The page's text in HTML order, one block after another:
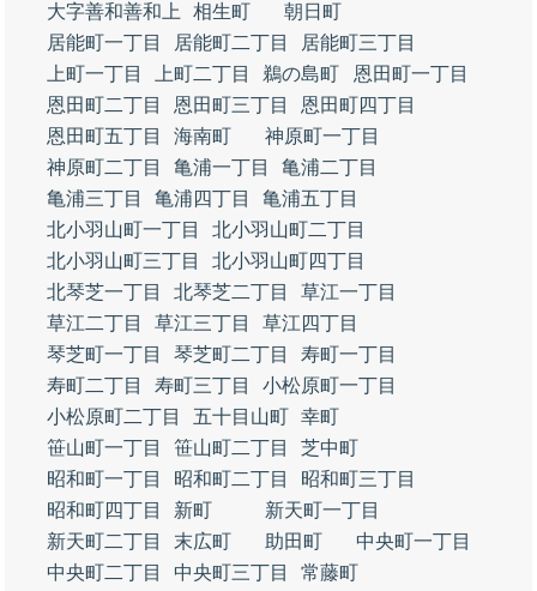
大字善和善和上
相生町
朝日町
居能町一丁目
居能町二丁目
居能町三丁目
上町一丁目
上町二丁目 鵜の島町
恩田町一丁目
恩田町二丁目
恩田町三丁目
恩田町四丁目
恩田町五丁目
海南町
神原町一丁目
神原町二丁目
亀浦一丁目
亀浦二丁目
亀浦三丁目
亀浦四丁目
亀浦五丁目
北小羽山町一丁目
北小羽山町二丁目
北小羽山町三丁目
北小羽山町四丁目
北琴芝一丁目
北琴芝二丁目
草江一丁目
草江二丁目
草江三丁目
草江四丁目
琴芝町一丁目
琴芝町二丁目
寿町一丁目
寿町二丁目
寿町三丁目
小松原町一丁目
小松原町二丁目
五十目山町 幸町
笹山町一丁目
笹山町二丁目
芝中町
昭和町一丁目
昭和町二丁目
昭和町三丁目
昭和町四丁目
新町
新天町一丁目
新天町二丁目
末広町 助田町
中央町一丁目
中央町二丁目
中央町三丁目 常藤町